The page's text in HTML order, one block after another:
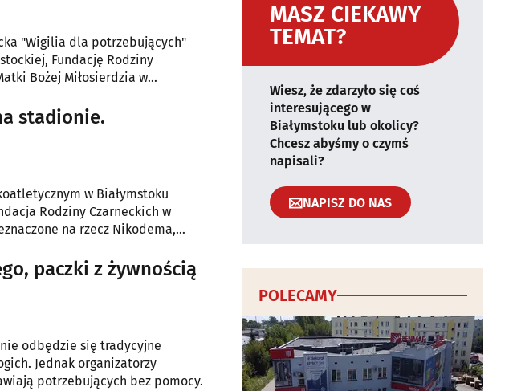
"Wigilia dla potrzebujących"
Fundację Rodziny
Bożej Miłosierdzia w
stadionie.
w Białymstoku
Rodziny Czarneckich w
na rzecz Nikodema,
paczki z żywnością
odbędzie się tradycyjne
Jednak organizatorzy
potrzebujących bez pomocy.
MASZ CIEKAWY
TEMAT?
Wiesz, że zdarzyło się coś
interesującego w
Białymstoku lub okolicy?
Chcesz abyśmy o czymś
napisali?
NAPISZ DO NAS
POLECAMY